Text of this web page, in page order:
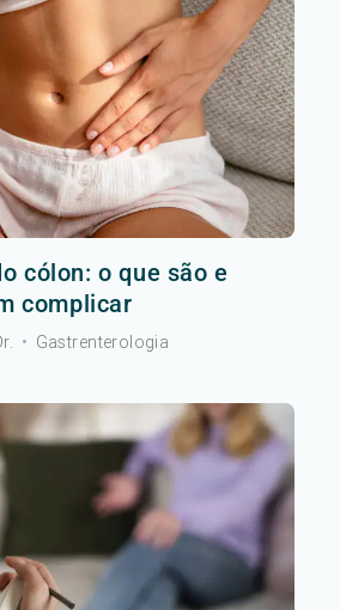
cólon: o que são e
complicar
• Gastrenterologia